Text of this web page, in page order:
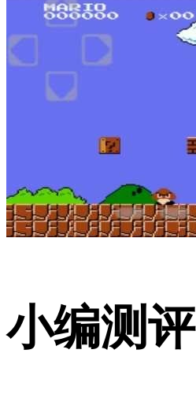
小编测评